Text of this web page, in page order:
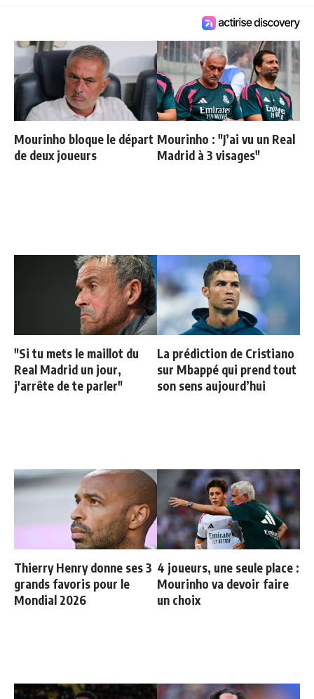
Mourinho bloque le départ
de deux joueurs
Mourinho : "J’ai vu un Real
Madrid à 3 visages"
"Si tu mets le maillot du
Real Madrid un jour,
j'arrête de te parler"
La prédiction de Cristiano
sur Mbappé qui prend tout
son sens aujourd’hui
Thierry Henry donne ses 3
grands favoris pour le
Mondial 2026
4 joueurs, une seule place :
Mourinho va devoir faire
un choix